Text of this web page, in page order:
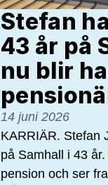
Stefan
43 år på
nu blir
14 juni 2026
KARRIÄR. Stefan
på Samhall i 43
pension och ser